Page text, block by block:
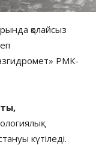
қолайсыз
РМК-
күтіледі.